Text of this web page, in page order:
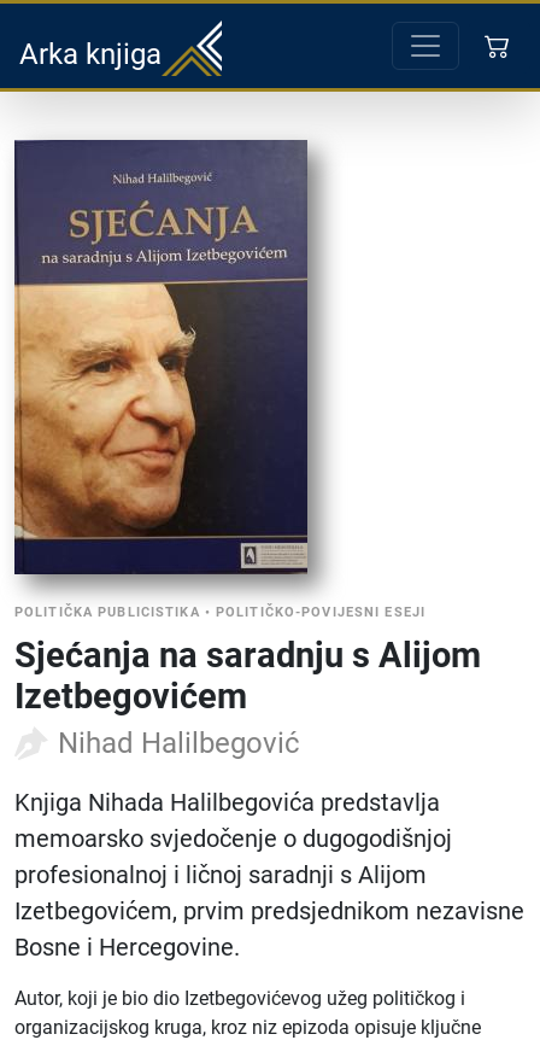
Arka knjiga
POLITIČKA PUBLICISTIKA •POLITIČKO-POVIJESNI ESEJI
Sjećanja na saradnju s Alijom
Izetbegovićem
Nihad Halilbegović
Knjiga Nihada Halilbegovića predstavlja
memoarsko svjedočenje o dugogodišnjoj
profesionalnoj i ličnoj saradnji s Alijom
Izetbegovićem, prvim predsjednikom nezavisne
Bosne i Hercegovine.
Autor, koji je bio dio Izetbegovićevog užeg političkog i
organizacijskog kruga, kroz niz epizoda opisuje ključne